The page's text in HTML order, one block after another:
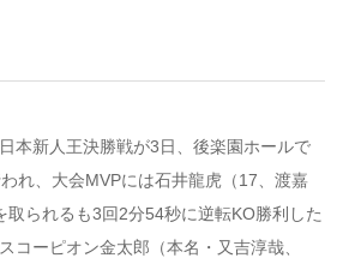
本新人王決勝戦が3日、後楽園ホールで
れ、大会MVPには石井龍虎（17、渡嘉
取られるも3回2分54秒に逆転KO勝利した
コーピオン金太郎（本名・又吉淳哉、